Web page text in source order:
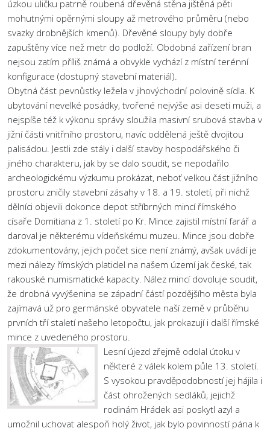
úzkou uličku patrně roubená dřevěná stěna jištěná pěti
mohutnými opěrnými sloupy až metrového průměru (nebo
svazky drobnějších kmenů). Dřevěné sloupy byly dobře
zapuštěny více než metr do podloží. Obdobná zařízení bran
nejsou zatím příliš známá a obvykle vychází z místní terénní
konfigurace (dostupný stavební materiál).
Obytná část pevnůstky ležela v jihovýchodní polovině sídla. K
ubytování nevelké posádky, tvořené nejvýše asi deseti muži, a
nejspíše též k výkonu správy sloužila masivní srubová stavba v
jižní části vnitřního prostoru, navíc oddělená ještě dvojitou
palisádou. Jestli zde stály i další stavby hospodářského či
jiného charakteru, jak by se dalo soudit, se nepodařilo
archeologickému výzkumu prokázat, neboť velkou část jižního
prostoru zničily stavební zásahy v 18. a 19. století, při nichž
dělníci objevili dokonce depot stříbrných mincí římského
císaře Domitiana z 1. století po Kr. Mince zajistil místní farář a
daroval je některému vídeňskému muzeu. Mince jsou dobře
zdokumentovány, jejich počet sice není známý, avšak uvádí je
mezi nálezy římských platidel na našem území jak české, tak
rakouské numismatické kapacity. Nález mincí dovoluje soudit,
že drobná vyvýšenina se západní částí pozdějšího města byla
zajímavá už pro germánské obyvatele naší země v průběhu
prvních tří staletí našeho letopočtu, jak prokazují i další římské
mince z uvedeného prostoru.
Lesní újezd zřejmě odolal útoku v
některé z válek kolem půle 13. století.
S vysokou pravděpodobností jej hájila i
část ohrožených sedláků, jejichž
rodinám Hrádek asi poskytl azyl a
umožnil uchovat alespoň holý život, jak bylo povinností pána k